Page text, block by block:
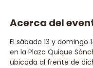
Acerca del
El sábado 13 y domingo
en la Plaza Quique
ubicada al frente de